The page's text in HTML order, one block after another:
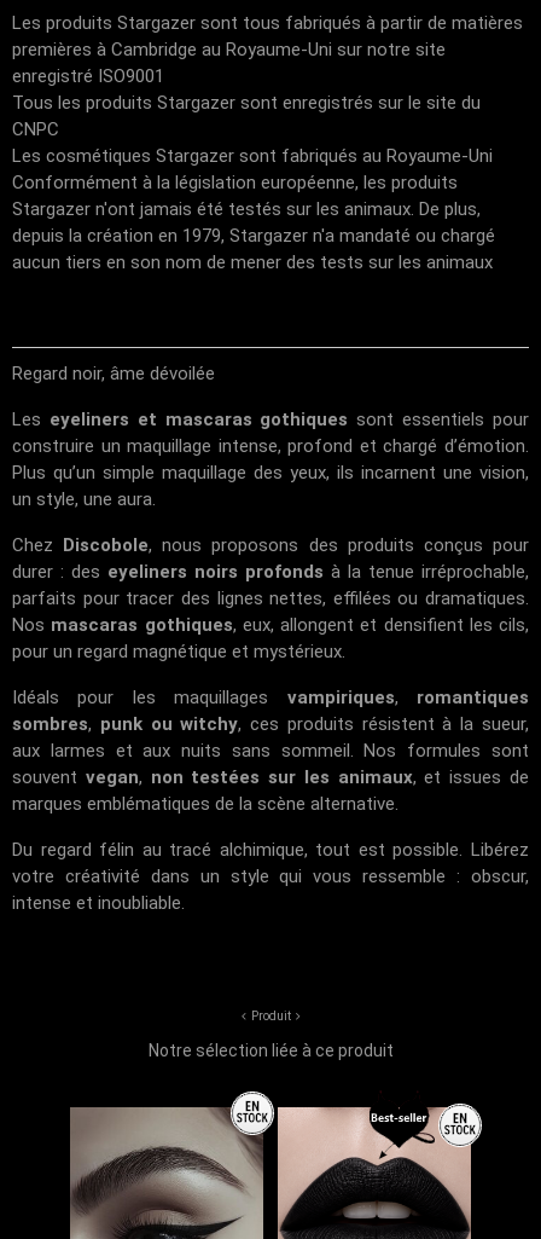
Les produits Stargazer sont tous fabriqués à partir de matières
premières à Cambridge au Royaume-Uni sur notre site
enregistré ISO9001
Tous les produits Stargazer sont enregistrés sur le site du
CNPC
Les cosmétiques Stargazer sont fabriqués au Royaume-Uni
Conformément à la législation européenne, les produits
Stargazer n'ont jamais été testés sur les animaux. De plus,
depuis la création en 1979, Stargazer n'a mandaté ou chargé
aucun tiers en son nom de mener des tests sur les animaux
Regard noir, âme dévoilée
Les eyeliners et mascaras gothiques sont essentiels pour
construire un maquillage intense, profond et chargé d’émotion.
Plus qu’un simple maquillage des yeux, ils incarnent une vision,
un style, une aura.
Chez Discobole, nous proposons des produits conçus pour
durer : des eyeliners noirs profonds à la tenue irréprochable,
parfaits pour tracer des lignes nettes, effilées ou dramatiques.
Nos mascaras gothiques, eux, allongent et densifient les cils,
pour un regard magnétique et mystérieux.
Idéals pour les maquillages vampiriques, romantiques
sombres, punk ou witchy, ces produits résistent à la sueur,
aux larmes et aux nuits sans sommeil. Nos formules sont
souvent vegan, non testées sur les animaux, et issues de
marques emblématiques de la scène alternative.
Du regard félin au tracé alchimique, tout est possible. Libérez
votre créativité dans un style qui vous ressemble : obscur,
intense et inoubliable.
Produit
Notre sélection liée à ce produit